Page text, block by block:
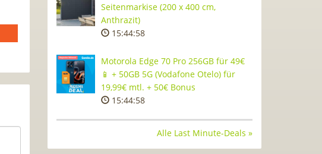
Seitenmarkise (200 x 400 cm,
Anthrazit)
15:44:58
Motorola Edge 70 Pro 256GB für 49€
📱 + 50GB 5G (Vodafone Otelo) für
19,99€ mtl. + 50€ Bonus
15:44:58
Alle Last Minute-Deals »